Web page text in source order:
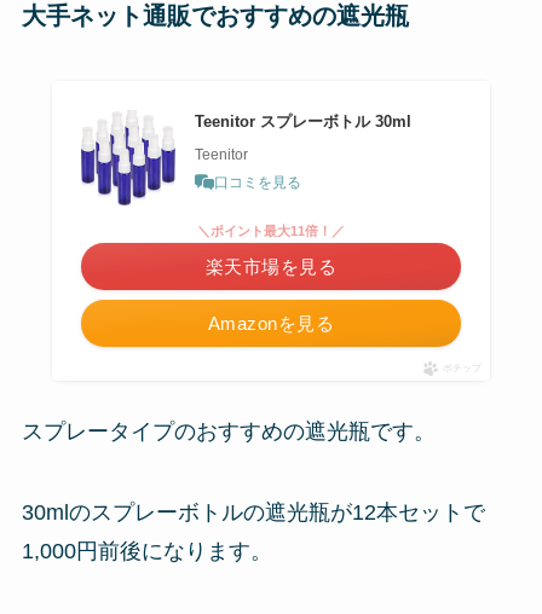
大手ネット通販でおすすめの遮光瓶
Teenitor スプレーボトル 30ml
Teenitor
口コミを見る
Amazonを見る
＼ポイント最大11倍！／
楽天市場を見る
ポチップ
スプレータイプのおすすめの遮光瓶です。
30mlのスプレーボトルの遮光瓶が12本セットで
1,000円前後になります。